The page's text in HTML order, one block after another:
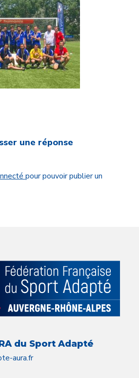
une réponse
pour pouvoir publier un
du Sport Adapté
aura.fr